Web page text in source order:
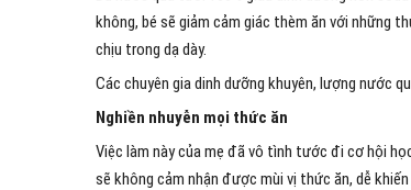
không, bé sẽ giảm cảm giác thèm ăn với những
chịu trong dạ dày.
Các chuyên gia dinh dưỡng khuyên, lượng nước
Nghiền nhuyễn mọi thức ăn
Việc làm này của mẹ đã vô tình tước đi cơ hội
sẽ không cảm nhận được mùi vị thức ăn, dễ